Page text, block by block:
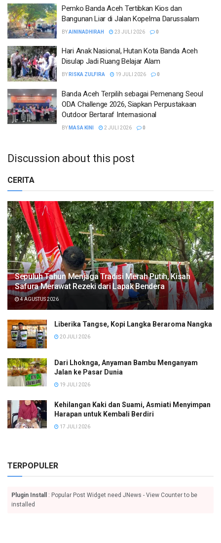
Pemko Banda Aceh Tertibkan Kios dan
Bangunan Liar di Jalan Kopelma Darussalam
BYAININADHIRAH 23 JULI 2026 0
Hari Anak Nasional, Hutan Kota Banda Aceh
Disulap Jadi Ruang Belajar Alam
BY RISKA ZULFIRA 19 JULI 2026 0
Banda Aceh Terpilih sebagai Pemenang Seoul
ODA Challenge 2026, Siapkan Perpustakaan
Outdoor Bertaraf Internasional
BY MASA KINI 2 JULI 2026 0
Discussion about this post
CERITA
Sepuluh Tahun Menjaga Tradisi Merah Putih, Kisah
Safura Merawat Rezeki dari Lapak Bendera
4 AGUSTUS 2026
Liberika Tangse, Kopi Langka Beraroma Nangka
20 JULI 2026
Dari Lhoknga, Anyaman Bambu Menganyam
Jalan ke Pasar Dunia
19 JULI 2026
Kehilangan Kaki dan Suami, Asmiati Menyimpan
Harapan untuk Kembali Berdiri
17 JULI 2026
TERPOPULER
Plugin Install
: Popular Post Widget need JNews - View Counter to be
installed